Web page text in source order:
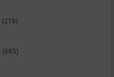
(219)
(665)